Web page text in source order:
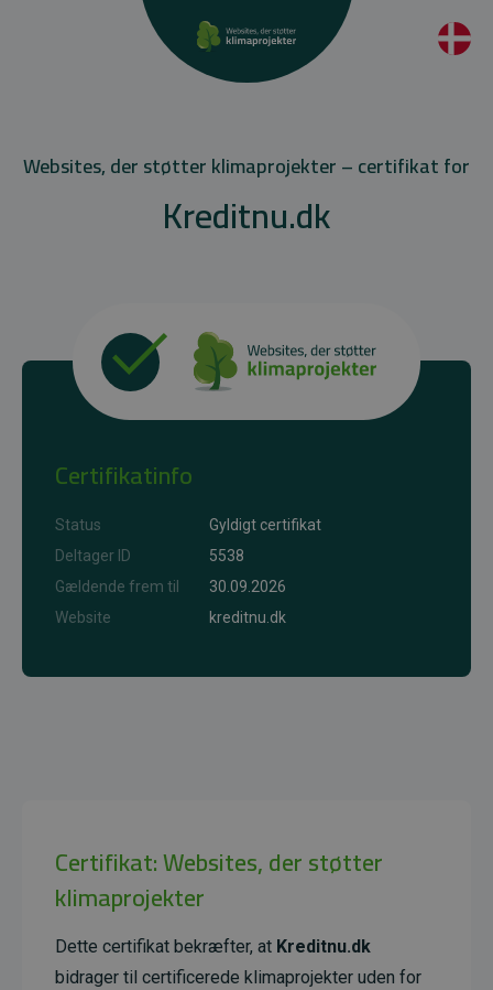
Websites, der støtter klimaprojekter – certifikat for
Kreditnu.dk
Certifikatinfo
Status
Gyldigt certifikat
Deltager ID
5538
Gældende frem til
30.09.2026
Website
kreditnu.dk
Certifikat: Websites, der støtter
klimaprojekter
Dette certifikat bekræfter, at Kreditnu.dk
bidrager til certificerede klimaprojekter uden for